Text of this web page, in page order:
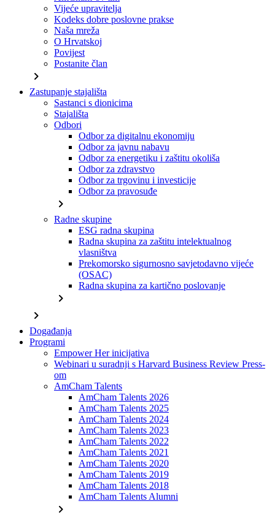
Vijeće upravitelja
Kodeks dobre poslovne prakse
Naša mreža
O Hrvatskoj
Povijest
Postanite član
chevron_right
Zastupanje stajališta
Sastanci s dionicima
Stajališta
Odbori
Odbor za digitalnu ekonomiju
Odbor za javnu nabavu
Odbor za energetiku i zaštitu okoliša
Odbor za zdravstvo
Odbor za trgovinu i investicije
Odbor za pravosuđe
chevron_right
Radne skupine
ESG radna skupina
Radna skupina za zaštitu intelektualnog
vlasništva
Prekomorsko sigurnosno savjetodavno vijeće
(OSAC)
Radna skupina za kartično poslovanje
chevron_right
chevron_right
Događanja
Programi
Empower Her inicijativa
Webinari u suradnji s Harvard Business Review Press-
om
AmCham Talents
AmCham Talents 2026
AmCham Talents 2025
AmCham Talents 2024
AmCham Talents 2023
AmCham Talents 2022
AmCham Talents 2021
AmCham Talents 2020
AmCham Talents 2019
AmCham Talents 2018
AmCham Talents Alumni
chevron_right